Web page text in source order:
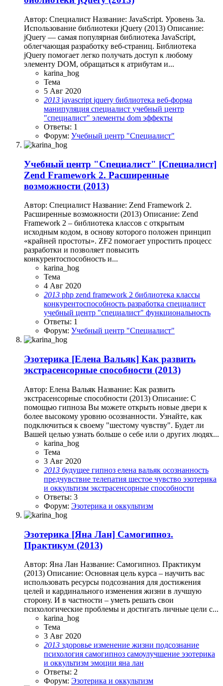
Автор: Специалист Название: JavaScript. Уровень 3а.
Использование библиотеки jQuery (2013) Описание:
jQuery — самая популярная библиотека JavaScript,
облегчающая разработку веб-страниц. Библиотека
jQuery помогает легко получать доступ к любому
элементу DOM, обращаться к атрибутам и...
karina_hog
Тема
5 Авг 2020
2013 javascript jquery библиотека веб-форма
манипуляция специалист учебный центр
"специалист" элементы dom эффекты
Ответы: 1
Форум: Учебный центр "Специалист"
Учебный центр "Специалист" [Специалист]
Zend Framework 2. Расширенные
возможности (2013)
Автор: Специалист Название: Zend Framework 2.
Расширенные возможности (2013) Описание: Zend
Framework 2 – библиотека классов с открытым
исходным кодом, в основу которого положен принцип
«крайней простоты». ZF2 помогает упростить процесс
разработки и позволяет повысить
конкурентоспособность и...
karina_hog
Тема
4 Авг 2020
2013 php zend framework 2 библиотека классы
конкурентоспособность разработка специалист
учебный центр "специалист" функциональность
Ответы: 1
Форум: Учебный центр "Специалист"
Эзотерика [Елена Вальяк] Как развить
экстрасенсорные способности (2013)
Автор: Елена Вальяк Название: Как развить
экстрасенсорные способности (2013) Описание: C
помощью гипноза Вы можете открыть новые двери к
более высокому уровню осознанности. Узнайте, как
подключиться к своему "шестому чувству". Будет ли
Вашей целью узнать больше о себе или о других людях...
karina_hog
Тема
3 Авг 2020
2013 будущее гипноз елена вальяк осознанность
предчувствие телепатия шестое чувство эзотерика
и оккультизм экстрасенсорные способности
Ответы: 3
Форум: Эзотерика и оккультизм
Эзотерика [Яна Лан] Самогипноз.
Практикум (2013)
Автор: Яна Лан Название: Самогипноз. Практикум
(2013) Описание: Основная цель курса – научить вас
использовать ресурсы подсознания для достижения
целей и кардинального изменения жизни в лучшую
сторону. И в частности – уметь решать свои
психологические проблемы и достигать личные цели с...
karina_hog
Тема
3 Авг 2020
2013 здоровье изменение жизни подсознание
психология самогипноз самоулучшение эзотерика
и оккультизм эмоции яна лан
Ответы: 2
Форум: Эзотерика и оккультизм